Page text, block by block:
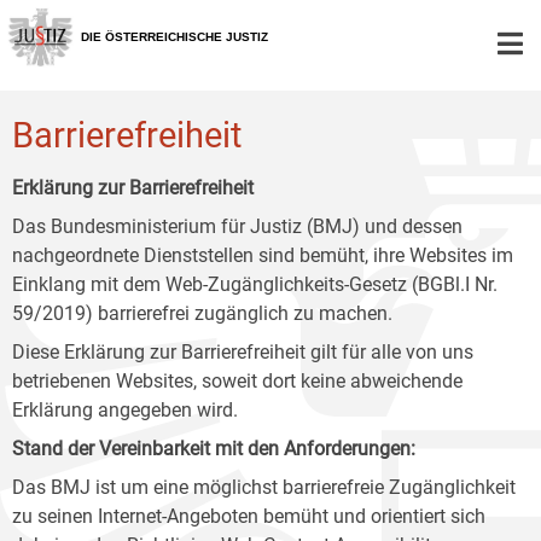
Zur
Hauptnavigation
[1]
Zum
Inhalt
[2]
Zum
Untermenü
[3]
DIE ÖSTERREICHISCHE JUSTIZ
Barrierefreiheit
Erklärung zur Barrierefreiheit
Das Bundesministerium für Justiz (BMJ) und dessen
nachgeordnete Dienststellen sind bemüht, ihre Websites im
Einklang mit dem Web-Zugänglichkeits-Gesetz (BGBl.I Nr.
59/2019) barrierefrei zugänglich zu machen.
Diese Erklärung zur Barrierefreiheit gilt für alle von uns
betriebenen Websites, soweit dort keine abweichende
Erklärung angegeben wird.
Stand der Vereinbarkeit mit den Anforderungen:
Das BMJ ist um eine möglichst barrierefreie Zugänglichkeit
zu seinen Internet-Angeboten bemüht und orientiert sich